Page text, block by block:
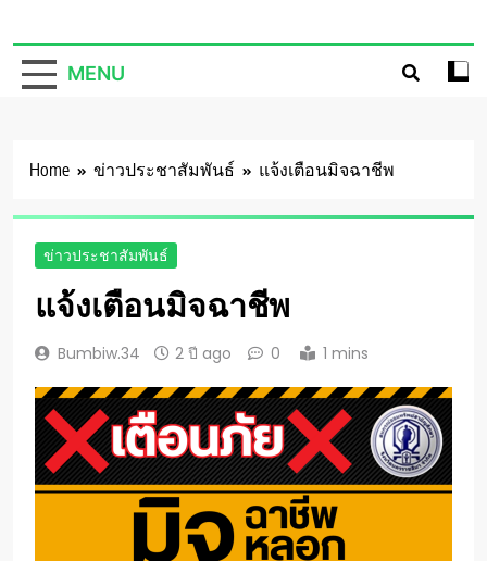
ทรัพย์สามัญ
ศึกษาจังหวัด
จำกัด
MENU
Home ข่าวประชาสัมพันธ์ แจ้งเตือนมิจฉาชีพ
ข่าวประชาสัมพันธ์
แจ้งเตือนมิจฉาชีพ
Bumbiw.34 2 ปี ago 0 1 mins